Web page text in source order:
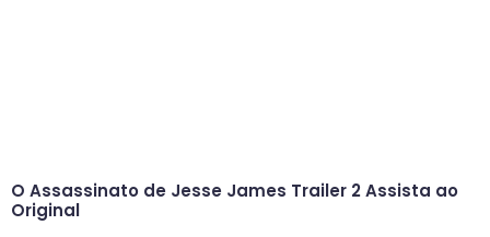
O Assassinato de Jesse James Trailer 2 Assista ao
Original